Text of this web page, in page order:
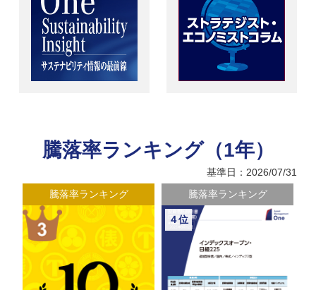
騰落率ランキング（1年）
基準日：2026/07/31
騰落率ランキング
５位
騰落率ランキング
６位